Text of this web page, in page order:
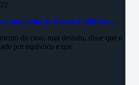
inquérito de Renan Calheiros…
do caso, mas desistiu, disse que o
por equívoco e que